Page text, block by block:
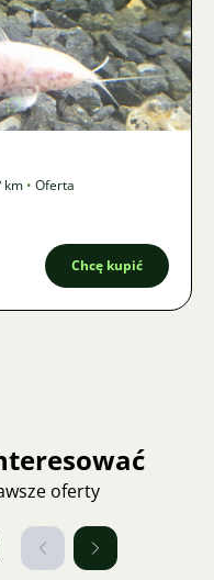
km • Oferta
Chcę kupić
oferty